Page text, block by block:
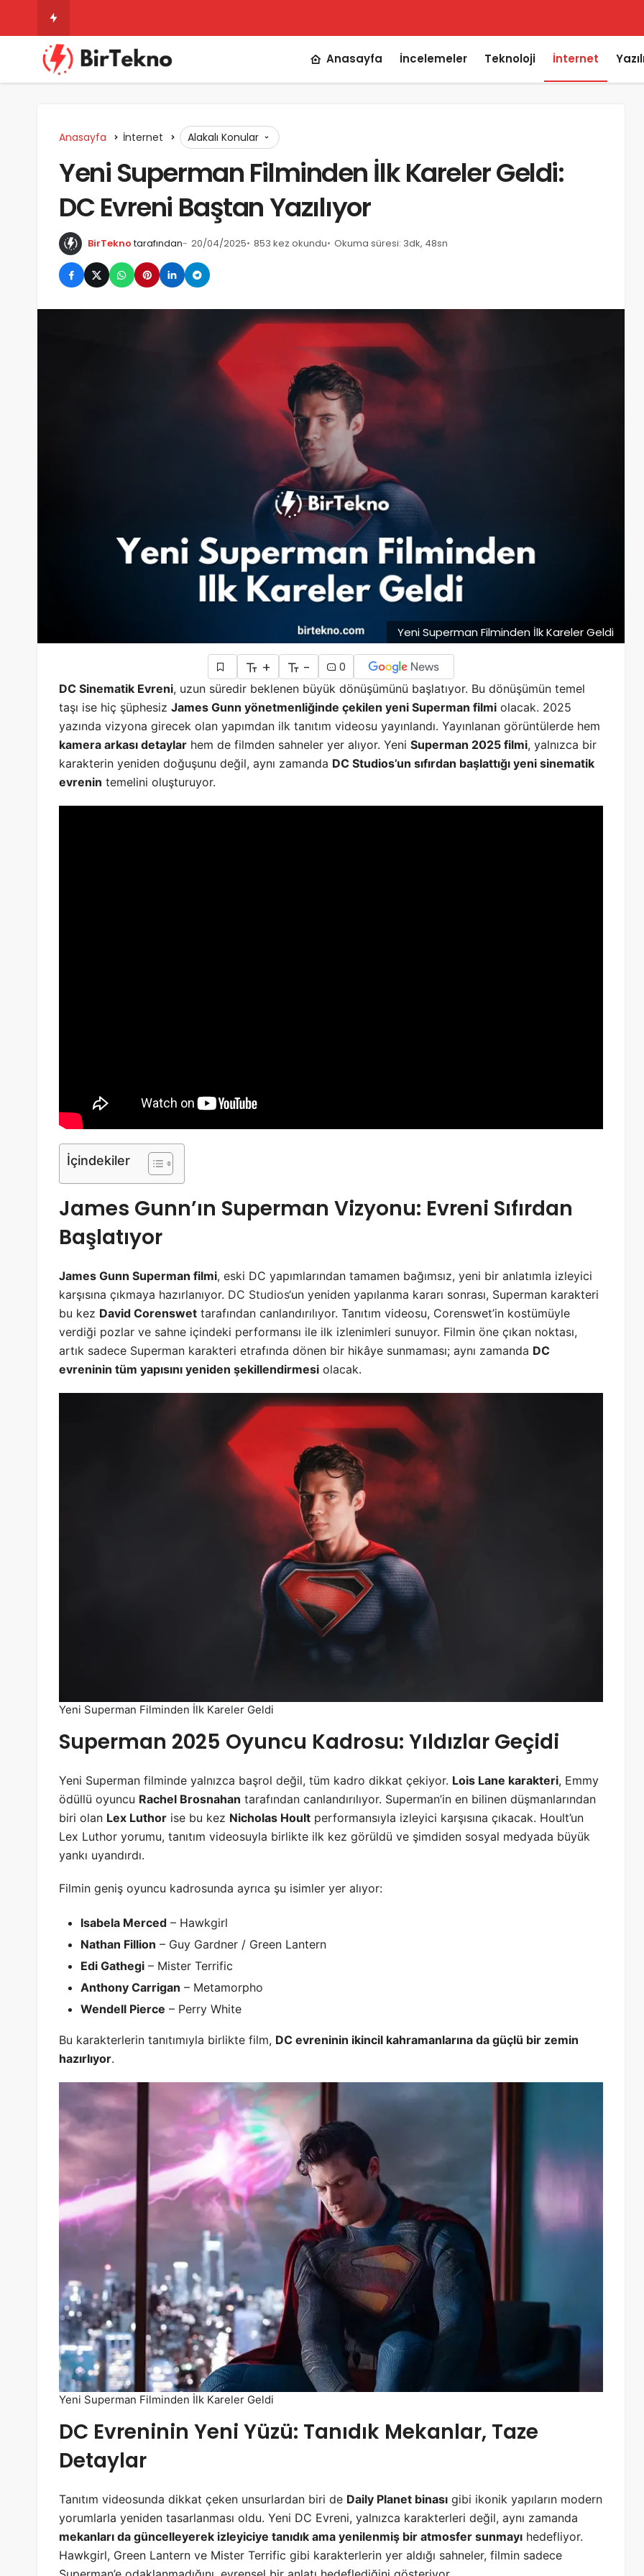
Anasayfa İncelemeler Teknoloji İnternet
Anasayfa İnternet Alakalı Konular
Yeni Superman Filminden İlk Kareler Geldi:
DC Evreni Baştan Yazılıyor
BirTekno tarafından 20/04/2025 853 kez okundu Okuma süresi: 3dk, 48sn
Yeni Superman Filminden İlk Kareler Geldi
+ -
0
DC Sinematik Evreni, uzun süredir beklenen büyük dönüşümünü başlatıyor. Bu dönüşümün temel
taşı ise hiç şüphesiz James Gunn yönetmenliğinde çekilen yeni Superman filmi olacak. 2025
yazında vizyona girecek olan yapımdan ilk tanıtım videosu yayınlandı. Yayınlanan görüntülerde hem
kamera arkası detaylar hem de filmden sahneler yer alıyor. Yeni Superman 2025 filmi, yalnızca bir
karakterin yeniden doğuşunu değil, aynı zamanda DC Studios’un sıfırdan başlattığı yeni sinematik
evrenin temelini oluşturuyor.
İçindekiler
James Gunn’ın Superman Vizyonu: Evreni Sıfırdan
Başlatıyor
James Gunn Superman filmi, eski DC yapımlarından tamamen bağımsız, yeni bir anlatımla izleyici
karşısına çıkmaya hazırlanıyor. DC Studios‘un yeniden yapılanma kararı sonrası, Superman karakteri
bu kez David Corenswet tarafından canlandırılıyor. Tanıtım videosu, Corenswet’in kostümüyle
verdiği pozlar ve sahne içindeki performansı ile ilk izlenimleri sunuyor. Filmin öne çıkan noktası,
artık sadece Superman karakteri etrafında dönen bir hikâye sunmaması; aynı zamanda DC
evreninin tüm yapısını yeniden şekillendirmesi olacak.
Yeni Superman Filminden İlk Kareler Geldi
Superman 2025 Oyuncu Kadrosu: Yıldızlar Geçidi
Yeni Superman filminde yalnızca başrol değil, tüm kadro dikkat çekiyor. Lois Lane karakteri, Emmy
ödüllü oyuncu Rachel Brosnahan tarafından canlandırılıyor. Superman’in en bilinen düşmanlarından
biri olan Lex Luthor ise bu kez Nicholas Hoult performansıyla izleyici karşısına çıkacak. Hoult’un
Lex Luthor yorumu, tanıtım videosuyla birlikte ilk kez görüldü ve şimdiden sosyal medyada büyük
yankı uyandırdı.
Filmin geniş oyuncu kadrosunda ayrıca şu isimler yer alıyor:
Isabela Merced – Hawkgirl
Nathan Fillion – Guy Gardner / Green Lantern
Edi Gathegi – Mister Terrific
Anthony Carrigan – Metamorpho
Wendell Pierce – Perry White
Bu karakterlerin tanıtımıyla birlikte film, DC evreninin ikincil kahramanlarına da güçlü bir zemin
hazırlıyor.
Yeni Superman Filminden İlk Kareler Geldi
DC Evreninin Yeni Yüzü: Tanıdık Mekanlar, Taze
Detaylar
Tanıtım videosunda dikkat çeken unsurlardan biri de Daily Planet binası gibi ikonik yapıların modern
yorumlarla yeniden tasarlanması oldu. Yeni DC Evreni, yalnızca karakterleri değil, aynı zamanda
mekanları da güncelleyerek izleyiciye tanıdık ama yenilenmiş bir atmosfer sunmayı hedefliyor.
Hawkgirl, Green Lantern ve Mister Terrific gibi karakterlerin yer aldığı sahneler, filmin sadece